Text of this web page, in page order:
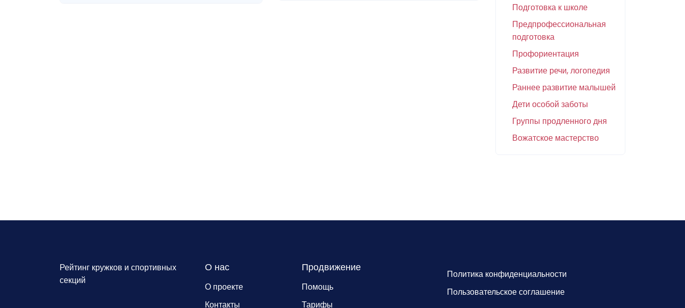
Подготовка к школе
Предпрофессиональная
подготовка
Профориентация
Развитие речи, логопедия
Раннее развитие малышей
Дети особой заботы
Группы продленного дня
Вожатское мастерство
Рейтинг кружков и спортивных
секций
О нас
О проекте
Контакты
Продвижение
Помощь
Тарифы
Политика конфиденциальности
Пользовательское соглашение